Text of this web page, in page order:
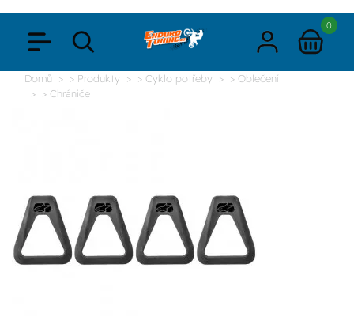
0
Domů > Produkty > Cyklo potřeby
> Oblečení
> Chrániče